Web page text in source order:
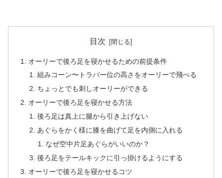
目次
オーリーで後ろ足を寝かせるための前提条件
組みコーン〜トラバー位の高さをオーリーで飛べる
ちょっとでも刺しオーリーができる
オーリーで後ろ足を寝かせる方法
後ろ足は真上に腿から引き上げない
あぐらをかく様に膝を曲げて足を内側に入れる
なぜ空中片足あぐらがいいのか？
後ろ足をテールキックに引っ掛けるようにする
オーリーで後ろ足を寝かせるコツ